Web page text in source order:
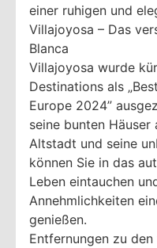
einer ruhigen und
Villajoyosa – Das
Blanca
Villajoyosa wurde
Destinations als
Europe 2024”
seine bunten Häuser
Altstadt und seine
können Sie in das
Leben eintauchen
Annehmlichkeiten
genießen.
Entfernungen zu